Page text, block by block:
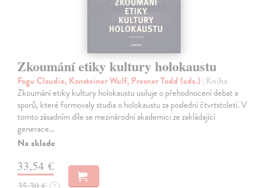
Zkoumání etiky kultury holokaustu
Fogu Claudio, Kansteiner Wulf, Presner Todd (eds.)| Kniha
Zkoumání etiky kultury holokaustu usiluje o přehodnocení debat a
sporů, které formovaly studia o holokaustu za poslední čtvrtstoletí. V
tomto zásadním díle se mezinárodní akademici ze zakládající
generace…
Na sklade
33,54 €
35,30 €